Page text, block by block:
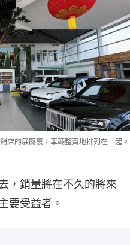
店的展廳裏，車輛整齊地排列在一起。
，銷量將在不久的將來
要受益者。